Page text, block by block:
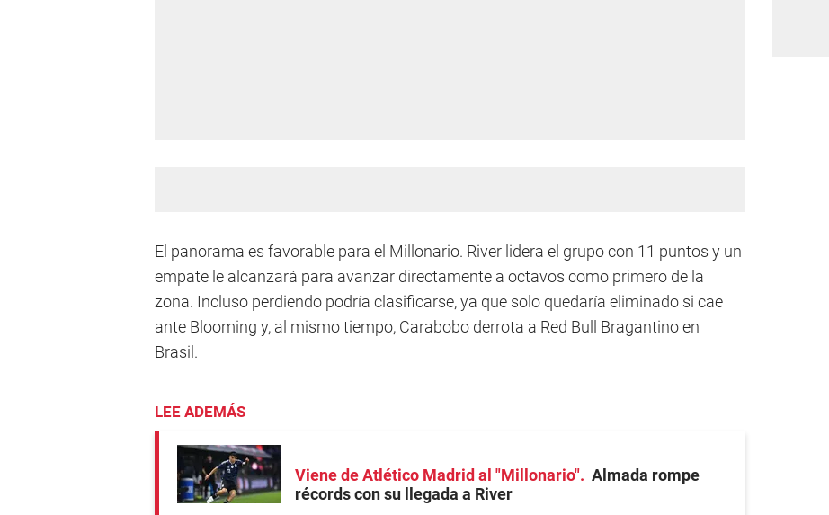
El panorama es favorable para el Millonario. River lidera el grupo con 11 puntos y un
empate le alcanzará para avanzar directamente a octavos como primero de la
zona. Incluso perdiendo podría clasificarse, ya que solo quedaría eliminado si cae
ante Blooming y, al mismo tiempo, Carabobo derrota a Red Bull Bragantino en
Brasil.
LEE ADEMÁS
Viene de Atlético Madrid al "Millonario"
Almada rompe
récords con su llegada a River